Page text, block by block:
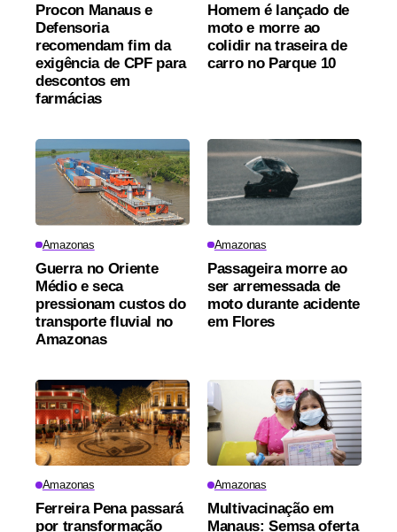
Procon Manaus e
Defensoria
recomendam fim da
exigência de CPF para
descontos em
farmácias
Homem é lançado de
moto e morre ao
colidir na traseira de
carro no Parque 10
Amazonas
Guerra no Oriente
Médio e seca
pressionam custos do
transporte fluvial no
Amazonas
Amazonas
Passageira morre ao
ser arremessada de
moto durante acidente
em Flores
Amazonas
Ferreira Pena passará
por transformação
Amazonas
Multivacinação em
Manaus: Semsa oferta